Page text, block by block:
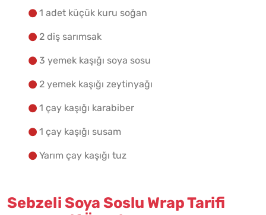
1 adet küçük kuru soğan
2 diş sarımsak
3 yemek kaşığı soya sosu
2 yemek kaşığı zeytinyağı
1 çay kaşığı karabiber
1 çay kaşığı susam
Yarım çay kaşığı tuz
Sebzeli Soya Soslu Wrap Tarifi